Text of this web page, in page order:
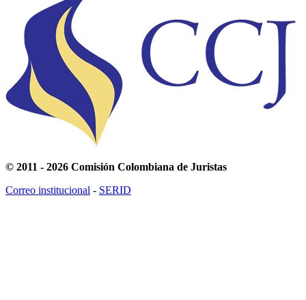
© 2011 - 2026 Comisión Colombiana de Juristas
Correo institucional - SERID